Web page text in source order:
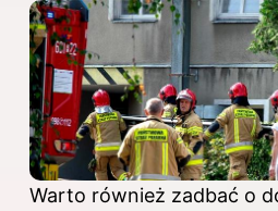
Warto również zadbać o